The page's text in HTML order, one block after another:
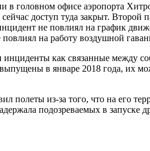
головном офисе аэропорта
доступ туда закрыт.
не повлиял на график
на работу воздушной
инциденты как связанные
в январе 2018 года,
полеты из-за того, что на
подозреваемых в